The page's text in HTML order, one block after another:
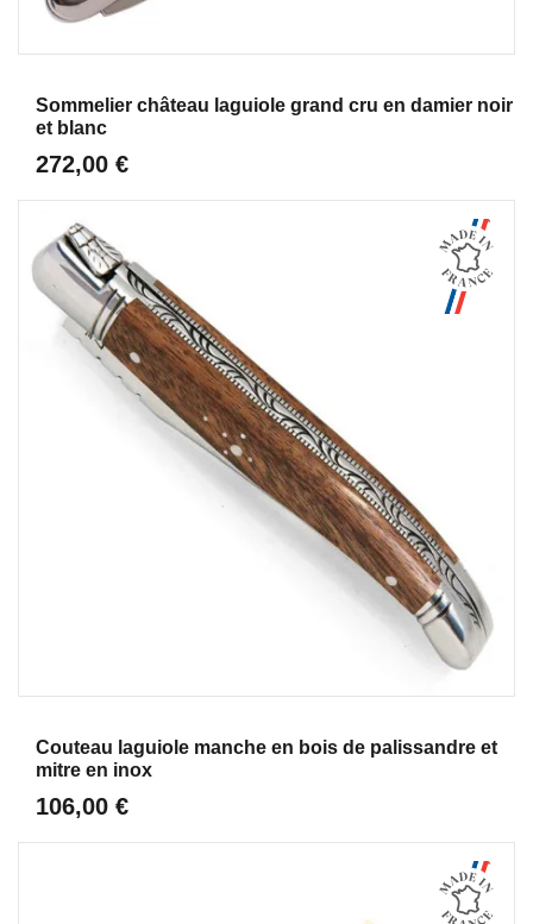
Sommelier château laguiole grand cru en damier noir
et blanc
272,00 €
Couteau laguiole manche en bois de palissandre et
mitre en inox
106,00 €